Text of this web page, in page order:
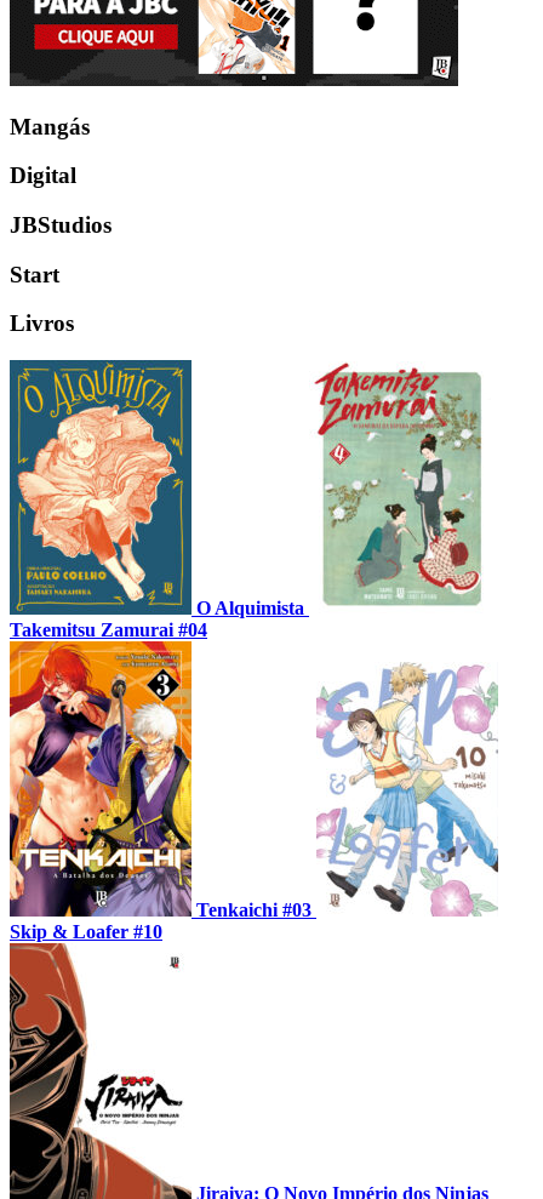
Mangás
Digital
JBStudios
Start
Livros
O Alquimista
Takemitsu Zamurai #04
Tenkaichi #03
Skip & Loafer #10
Jiraiya: O Novo Império dos Ninjas